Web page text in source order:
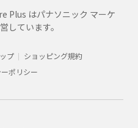
Plus はパナソニック マーケ
しています。
プ
ショッピング規約
ポリシー